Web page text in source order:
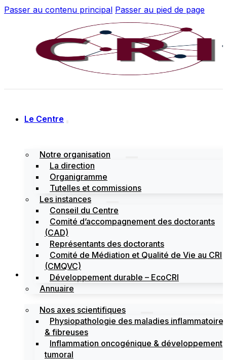
Passer au contenu principal Passer au pied de page
Le Centre
Notre organisation
La direction
Organigramme
Tutelles et commissions
Les instances
Conseil du Centre
Comité d’accompagnement des doctorants
(CAD)
Représentants des doctorants
Comité de Médiation et Qualité de Vie au CRI
(CMQVC)
Développement durable – EcoCRI
Annuaire
Recherche
Nos axes scientifiques
Physiopathologie des maladies inflammatoires
& fibreuses
Inflammation oncogénique & développement
tumoral